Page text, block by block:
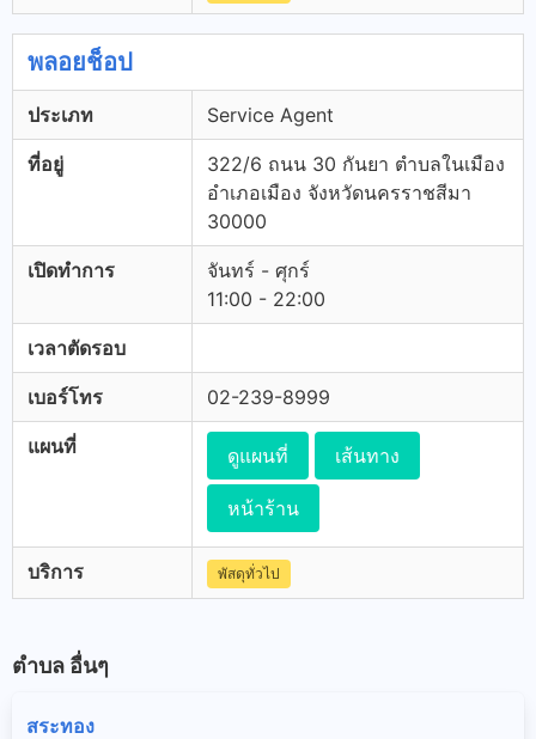
พลอยช็อป
ประเภท Service Agent
ที่อยู่
322/6 ถนน 30 กันยา ตำบลในเมือง
อำเภอเมือง จังหวัดนครราชสีมา
30000
เปิดทำการ
จันทร์ - ศุกร์
11:00 - 22:00
เวลาตัดรอบ
เบอร์โทร 02-239-8999
แผนที่ ดูแผนที่ เส้นทาง
หน้าร้าน
บริการ พัสดุทั่วไป
ตำบล อื่นๆ
สระทอง